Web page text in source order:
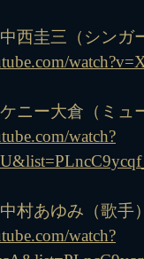
西圭三（シンガ
ニー大倉（ミュ
watch?
村あゆみ（歌手）
watch?